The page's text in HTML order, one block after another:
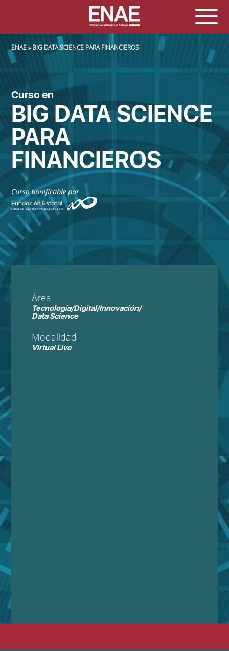
SOBRESCRIBIR ENLACES DE AYUDA A LA NAVEGACIÓN
ENAE BIG DATA SCIENCE PARA FINANCIEROS
Curso en
BIG DATA SCIENCE
PARA
FINANCIEROS
Área
Tecnología/Digital/Innovación/
Data Science
Modalidad
Virtual Live